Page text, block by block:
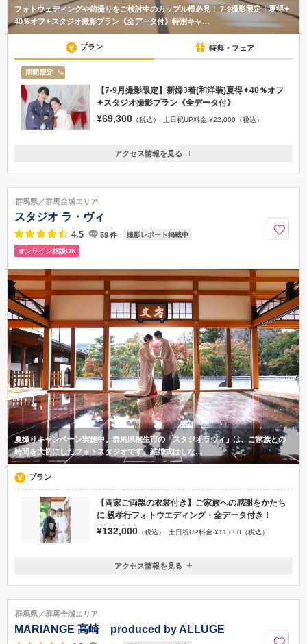
フォトウェディングや前撮りをご検討中のカップル様必見！ 7-9撮影限定｜夏得✦
40％オフ✦スタジオ撮影プラン《全データ付》特別キャ…
プラン 特典・フェア
期間限定
【7-9月撮影限定】新婦3着(和洋装)夏得✦40％オフ
✦スタジオ撮影プラン《全データ付》
¥69,300 （税込） 土日祝UP料金 ¥22,000（税込）
群馬県前橋市古市町1-35-1 ホテルラシーネ新前橋内2F
車場はホテルラシーネの駐車場をご使用いただき駐車券をお持ちください
027-255-4111
アクセス情報を見る
群馬県／群馬全域エリア
スタジオ ラ・ヴィ
4.5 59件 撮影レポート掲載中
オンライン相談OK
夏撮りキャンペーン実施中。群馬県桐生市の「スタジオラヴィ」は、ご家族との
時間を大切にしたフォトスタジオです。結婚式はしな…
プラン
【両家ご両親の衣裳付き】ご家族への感謝をかたち
に 親孝行フォトウエディング・全データ付き！
¥132,000 （税込） 土日祝UP料金 ¥11,000（税込）
群馬県桐生市新宿1-8-1
分
アクセス情報を見る
群馬県／群馬全域エリア
MARIANGE 高崎 produced by ALLUGE